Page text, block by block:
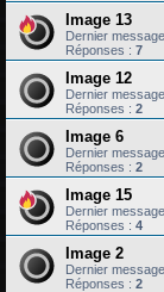
Image 13
Dernier
Réponses : 7
Image 12
Dernier
Réponses : 2
Image 6
Dernier
Réponses : 2
Image 15
Dernier
Réponses : 4
Image 2
Dernier
Réponses : 2